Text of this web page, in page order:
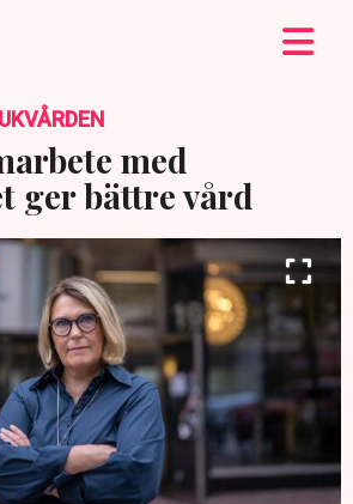
med
ger bättre vård